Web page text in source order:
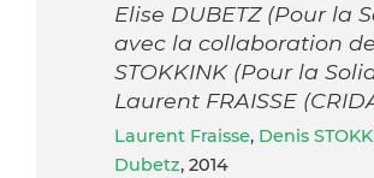
Elise DUBETZ (Pour la
avec la collaboration
STOKKINK (Pour la
Laurent FRAISSE
Laurent Fraisse, Denis
Dubetz, 2014